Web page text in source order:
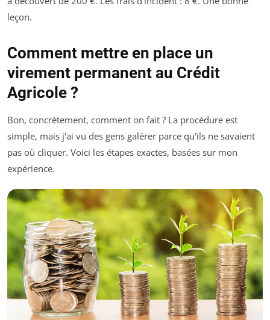
leçon.
Comment mettre en place un
virement permanent au Crédit
Agricole ?
Bon, concrètement, comment on fait ? La procédure est
simple, mais j'ai vu des gens galérer parce qu'ils ne savaient
pas où cliquer. Voici les étapes exactes, basées sur mon
expérience.